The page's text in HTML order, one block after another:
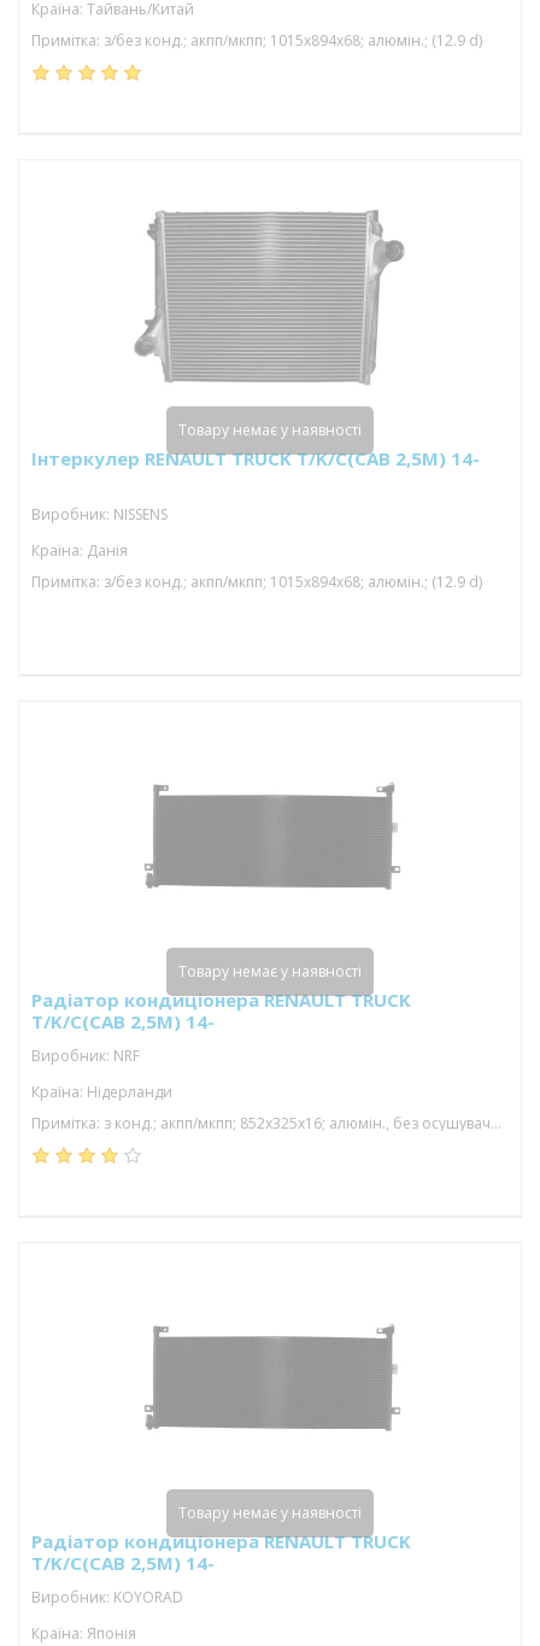
Країна: Тайвань/Китай
Примітка: з/без конд.; акпп/мкпп; 1015x894x68; алюмін.; (12.9 d)
Інтеркулер RENAULT TRUCK T/K/C(CAB 2,5M) 14-
Виробник: NISSENS
Країна: Данія
Примітка: з/без конд.; акпп/мкпп; 1015x894x68; алюмін.; (12.9 d)
Товару немає у наявності
Радіатор кондиціонера RENAULT TRUCK
T/K/C(CAB 2,5M) 14-
Виробник: NRF
Країна: Нідерланди
Примітка: з конд.; акпп/мкпп; 852x325x16; алюмін., без осушувача; (12.9 d)
Товару немає у наявності
Радіатор кондиціонера RENAULT TRUCK
T/K/C(CAB 2,5M) 14-
Виробник: KOYORAD
Країна: Японія
Товару немає у наявності